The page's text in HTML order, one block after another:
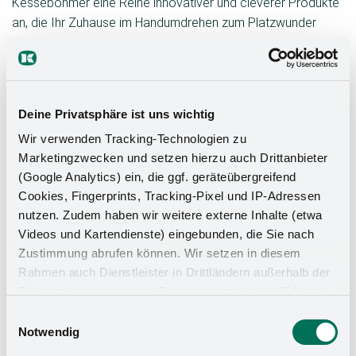
Deine Privatsphäre ist uns wichtig
Wir verwenden Tracking-Technologien zu
Marketingzwecken und setzen hierzu auch Drittanbieter
(Google Analytics) ein, die ggf. geräteübergreifend
Cookies, Fingerprints, Tracking-Pixel und IP-Adressen
nutzen. Zudem haben wir weitere externe Inhalte (etwa
Videos und Kartendienste) eingebunden, die Sie nach
Zustimmung abrufen können. Wir setzen in diesem
Rahmen auch Dienstleister in Drittländern außerhalb der
zu Sicherheits- und Überwachungszwecken zugreifen,
Notwendig
an, die Ihr Zuhause im Handumdrehen zum Platzwunder
verschiedenen Räume und Anforderungen die jeweils
passenden Produkte finden.
CONERO – Programm für das